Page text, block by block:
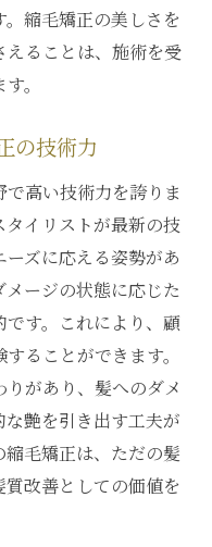
縮毛矯正の出会い
座の縮毛矯正
想の髪質の実現
融合
縮毛矯正の革新
織り成す美の世界
毛矯正の新領域
術の調和が生む美
と美容技術のシナ
座の技術力
決銀座の選択肢
ダメージレスな髪
縮毛矯正の美しさを
ることは、施術を受
。
の技術力
高い技術力を誇りま
イリストが最新の技
ズに応える姿勢があ
メージの状態に応じた
す。これにより、顧
ることができます。
があり、髪へのダメ
艶を引き出す工夫が
毛矯正は、ただの髪
改善としての価値を